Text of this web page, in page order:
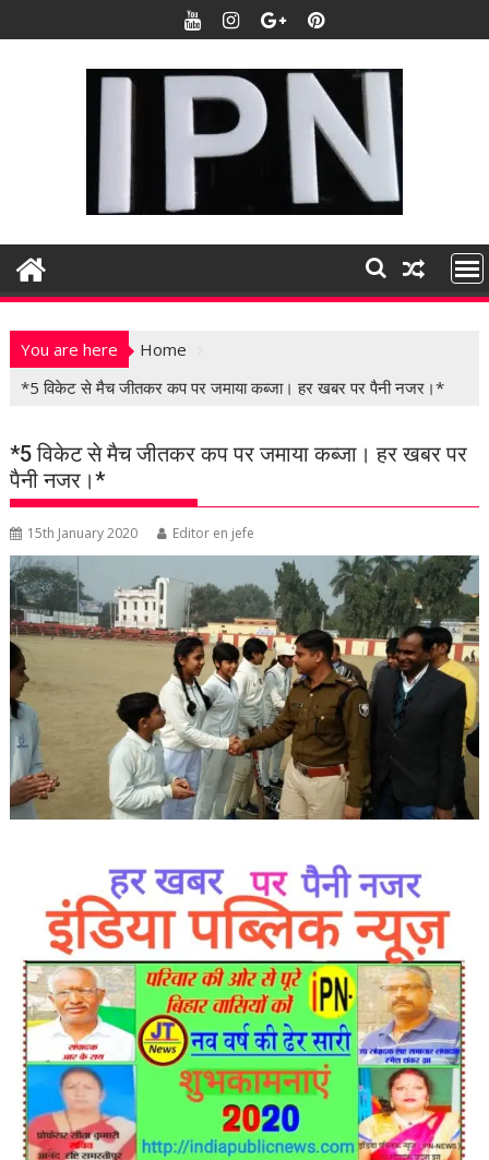
k
t
n
You are here
Home
*5 विकेट से मैच जीतकर कप पर जमाया कब्जा। हर खबर पर पैनी नजर।*
*5 विकेट से मैच जीतकर कप पर जमाया कब्जा। हर खबर पर
पैनी नजर।*
15th January 2020 Editor en jefe